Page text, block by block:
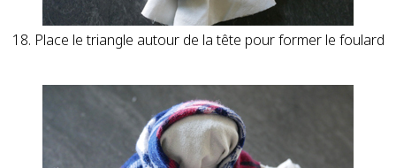
18. Place le triangle autour de la tête pour former le foulard